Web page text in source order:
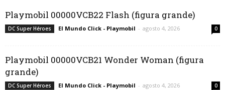
Playmobil 00000VCB22 Flash (figura grande)
DC Super Héroes El Mundo Click - Playmobil - agosto 4, 2026 0
Playmobil 00000VCB21 Wonder Woman (figura
grande)
DC Super Héroes El Mundo Click - Playmobil - agosto 4, 2026 0